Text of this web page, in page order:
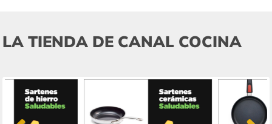
LA TIENDA DE CANAL COCINA